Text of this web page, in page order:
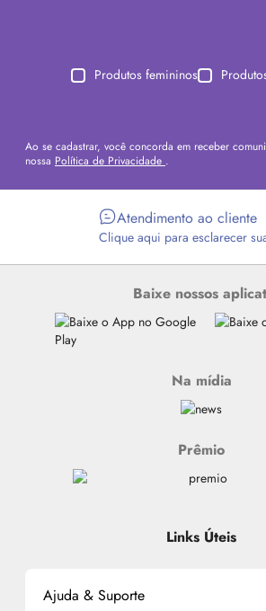
Produtos femininos
Ao se cadastrar, você concorda em receber
nossa Política de Privacidade .
Atendimento ao cliente
Clique aqui para esclarecer
Baixe nossos
Na mídia
Prêmio
Links Úteis
Ajuda & Suporte